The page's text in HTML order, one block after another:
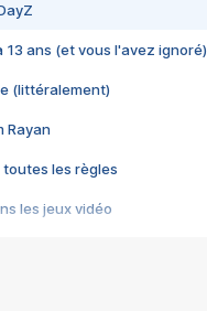
13 ans (et vous l'avez ignoré)
(littéralement)
Rayan
toutes les règles
les jeux vidéo